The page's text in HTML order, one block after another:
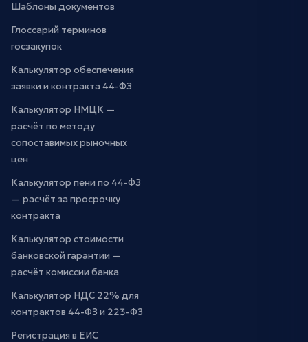
Шаблоны документов
Глоссарий терминов
госзакупок
Калькулятор обеспечения
заявки и контракта 44-ФЗ
Калькулятор НМЦК —
расчёт по методу
сопоставимых рыночных
цен
Калькулятор пени по 44-ФЗ
— расчёт за просрочку
контракта
Калькулятор стоимости
банковской гарантии —
расчёт комиссии банка
Калькулятор НДС 22% для
контрактов 44-ФЗ и 223-ФЗ
Регистрация в ЕИС